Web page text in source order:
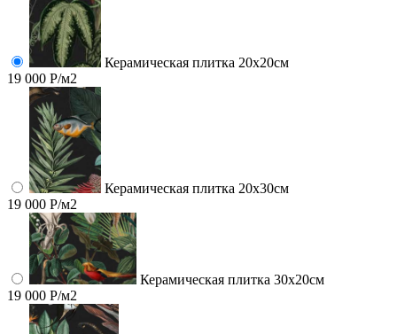
Керамическая плитка 20х20см
19 000 Р/м2
Керамическая плитка 20х30см
19 000 Р/м2
Керамическая плитка 30х20см
19 000 Р/м2